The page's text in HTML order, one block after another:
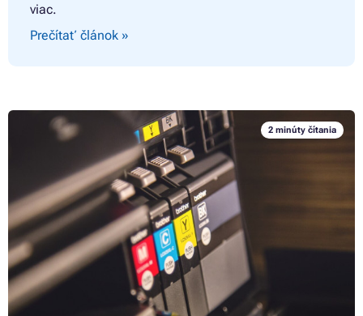
viac.
Prečítať článok »
2 minúty čítania